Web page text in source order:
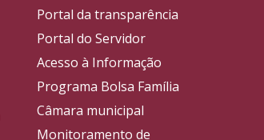
Portal da transparência
Portal do Servidor
Acesso à Informação
Programa Bolsa Família
Câmara municipal
Monitoramento de